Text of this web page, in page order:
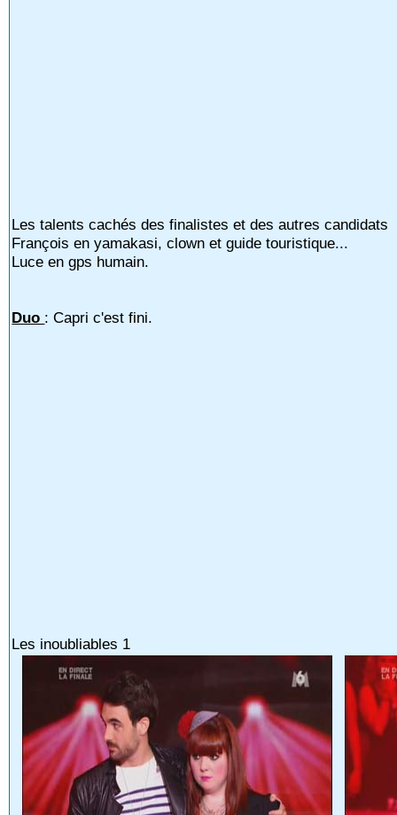
Les talents cachés des finalistes et des autres candidats
François en yamakasi, clown et guide touristique...
Luce en gps humain.
Duo : Capri c'est fini.
Les inoubliables 1